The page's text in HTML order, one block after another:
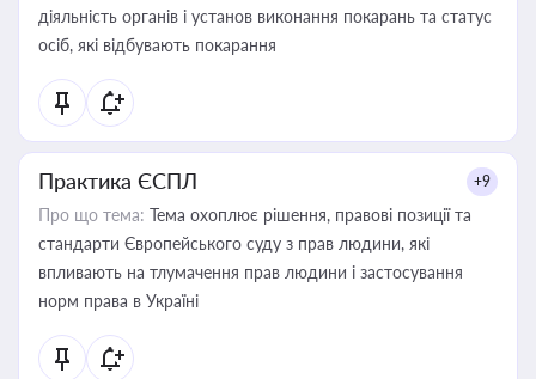
діяльність органів і установ виконання покарань та статус
осіб, які відбувають покарання
Практика ЄСПЛ +9
Про що тема: Тема охоплює рішення, правові позиції та
стандарти Європейського суду з прав людини, які
впливають на тлумачення прав людини і застосування
норм права в Україні